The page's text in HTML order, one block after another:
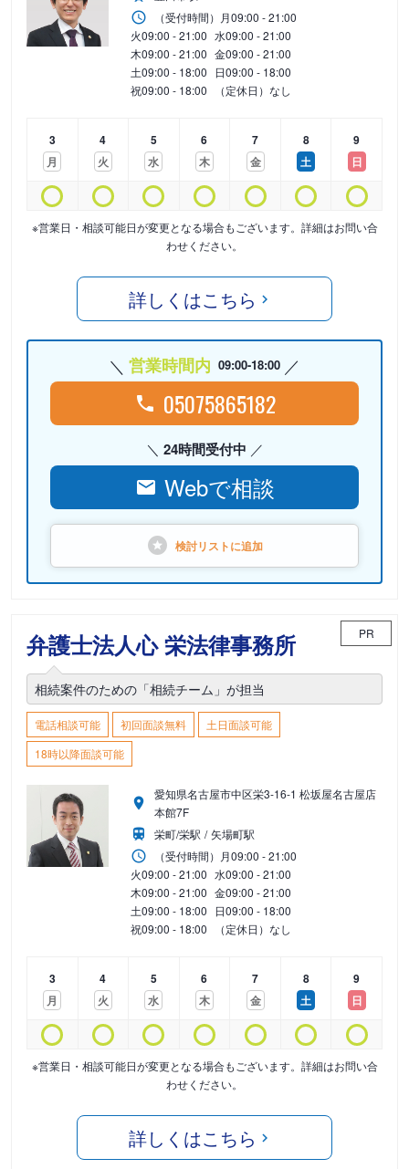
（受付時間） 月09:00 - 21:00
火09:00 - 21:00 水09:00 - 21:00
木09:00 - 21:00 金09:00 - 21:00
土09:00 - 18:00 日09:00 - 18:00
祝09:00 - 18:00 （定休日）なし
3
月
4
火
5
水
6
木
7
金
8
土
9
日
※営業日・相談可能日が変更となる場合もございます。詳細はお問い合
わせください。
詳しくはこちら
営業時間内 09:00-18:00
05075865182
24時間受付中
Webで相談
検討リストに追加
弁護士法人心 栄法律事務所 PR
相続案件のための「相続チーム」が担当
電話相談可能 初回面談無料
土日面談可能
18時以降面談可能
愛知県名古屋市中区栄3-16-1 松坂屋名古屋店
本館7F
栄町/栄駅
矢場町駅
（受付時間） 月09:00 - 21:00
火09:00 - 21:00 水09:00 - 21:00
木09:00 - 21:00 金09:00 - 21:00
土09:00 - 18:00 日09:00 - 18:00
祝09:00 - 18:00 （定休日）なし
3
月
4
火
5
水
6
木
7
金
8
土
9
日
※営業日・相談可能日が変更となる場合もございます。詳細はお問い合
わせください。
詳しくはこちら